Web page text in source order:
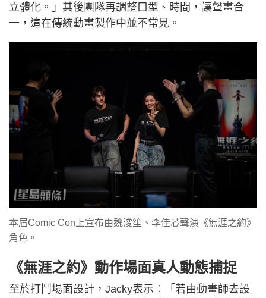
立體化。」其後團隊再調整口型、時間，讓聲畫合
一，這在傳統動畫製作中並不常見。
本屆Comic Con上宣布由魏浚笙、李佳芯聲演《無涯之約》
角色。
《無涯之約》動作場面真人動態捕捉
至於打鬥場面設計，Jacky表示︰「若由動畫師去設